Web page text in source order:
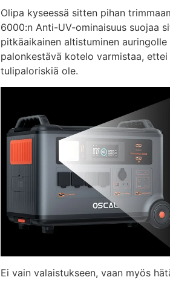
Olipa kyseessä sitten pihan
6000:n Anti-UV-ominaisuus suojaa
pitkäaikainen altistuminen
palonkestävä kotelo varmistaa,
tulipaloriskiä ole.
Ei vain valaistukseen, vaan myös